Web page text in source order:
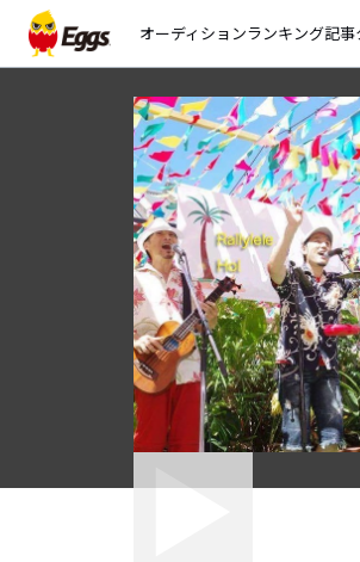
オーディションランキング記事